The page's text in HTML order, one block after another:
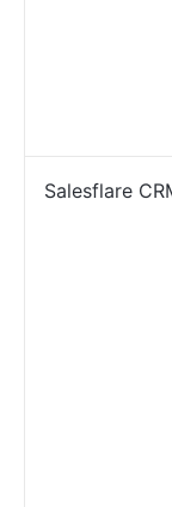
Salesflare